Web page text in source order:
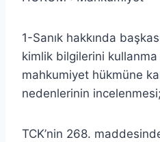
1-Sanık hakkında
kimlik bilgilerini
mahkumiyet hükmüne
nedenlerinin incelenmesi;
TCK’nin 268.